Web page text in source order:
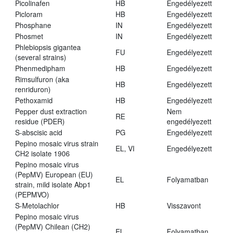
Picolinafen
HB
Engedélyezett
Picloram
HB
Engedélyezett
Phosphane
IN
Engedélyezett
Phosmet
IN
Engedélyezett
Phlebiopsis gigantea
(several strains)
FU
Engedélyezett
Phenmedipham
HB
Engedélyezett
Rimsulfuron (aka
renriduron)
HB
Engedélyezett
Pethoxamid
HB
Engedélyezett
Pepper dust extraction
residue (PDER)
RE
Nem
engedélyezett
S-abscisic acid
PG
Engedélyezett
Pepino mosaic virus strain
CH2 isolate 1906
EL, VI
Engedélyezett
Pepino mosaic virus
(PepMV) European (EU)
strain, mild isolate Abp1
(PEPMVO)
EL Folyamatban
S-Metolachlor HB
Visszavont
Pepino mosaic virus
(PepMV) Chilean (CH2)